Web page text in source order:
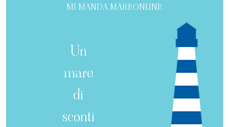
MI MANDA MAREONLINE
Un
mare
di
sconti